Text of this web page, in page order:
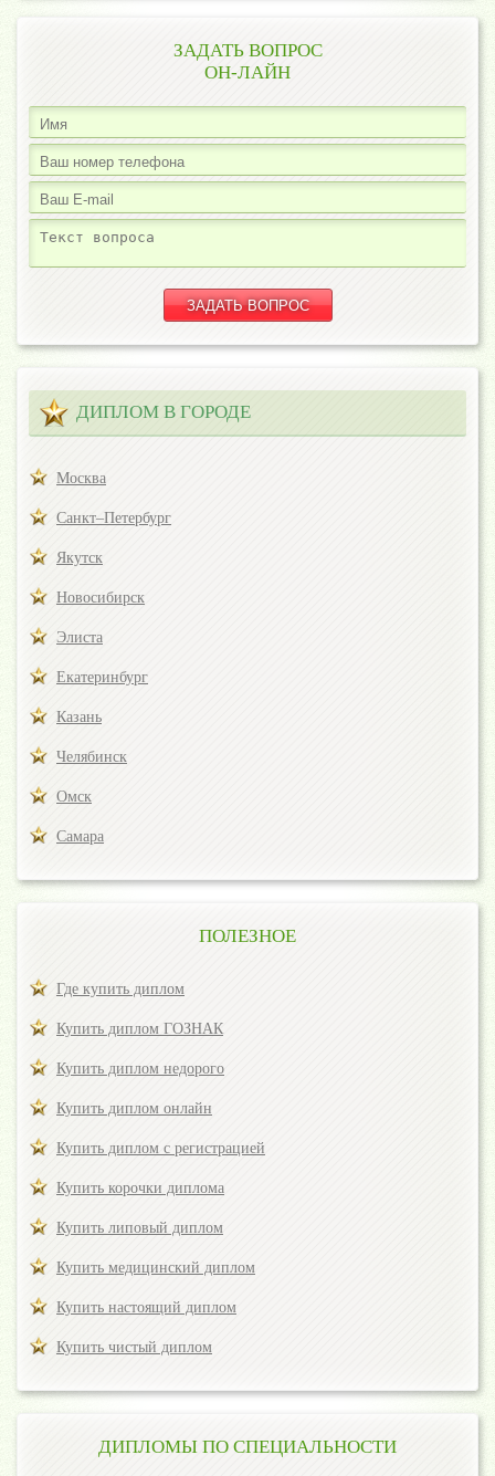
ЗАДАТЬ ВОПРОС
ОН-ЛАЙН
ДИПЛОМ В ГОРОДЕ
Москва
Санкт–Петербург
Якутск
Новосибирск
Элиста
Екатеринбург
Казань
Челябинск
Омск
Самара
ПОЛЕЗНОЕ
Где купить диплом
Купить диплом ГОЗНАК
Купить диплом недорого
Купить диплом онлайн
Купить диплом с регистрацией
Купить корочки диплома
Купить липовый диплом
Купить медицинский диплом
Купить настоящий диплом
Купить чистый диплом
ДИПЛОМЫ ПО СПЕЦИАЛЬНОСТИ